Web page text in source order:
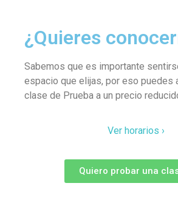
¿Quieres
Sabemos que es importante
espacio que elijas, por eso puedes
clase de Prueba a un precio
Ver horarios ›
Quiero probar una